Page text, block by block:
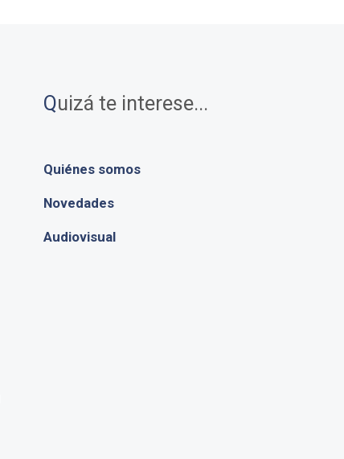
Quizá te interese...
Quiénes somos
Novedades
Audiovisual